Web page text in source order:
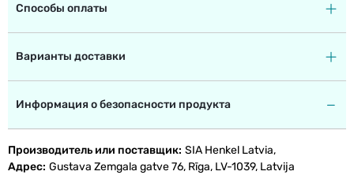
Способы оплаты
Варианты доставки
Информация о безопасности продукта
Производитель или поставщик SIA Henkel Latvia,
Адрес Gustava Zemgala gatve 76, Rīga, LV-1039, Latvija